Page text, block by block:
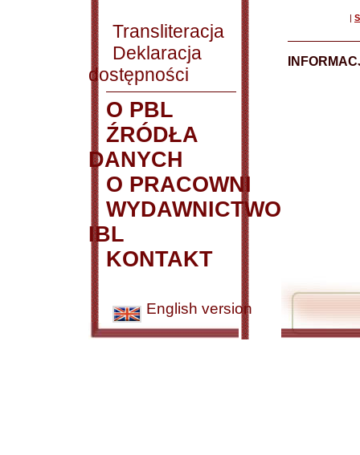
Transliteracja
Deklaracja
dostępności
O PBL
ŹRÓDŁA
DANYCH
O PRACOWNI
WYDAWNICTWO
IBL
KONTAKT
English version
|